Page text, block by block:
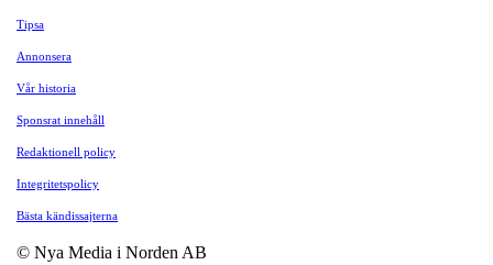
Tipsa
Annonsera
Vår historia
Sponsrat innehåll
Redaktionell policy
Integritetspolicy
Bästa kändissajterna
© Nya Media i Norden AB